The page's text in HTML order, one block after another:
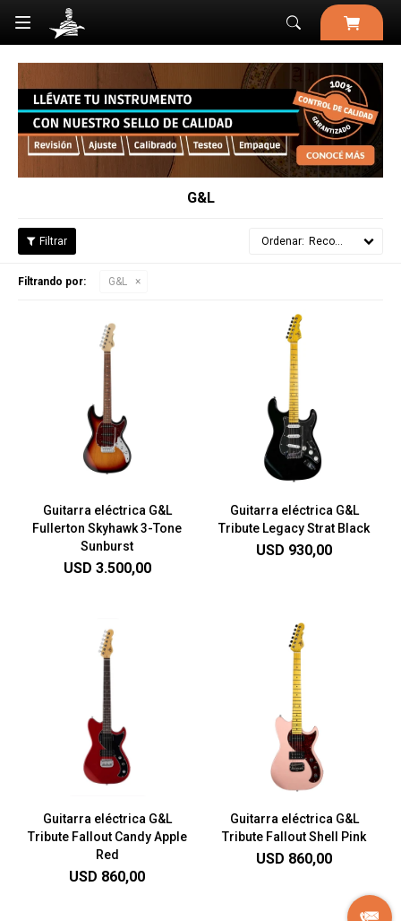

G&L
Recomendados
Filtrando por: G&L
Guitarra eléctrica G&L
Fullerton Skyhawk 3-Tone
Sunburst
USD 3.500,00
Guitarra eléctrica G&L
Tribute Legacy Strat Black
USD 930,00
Guitarra eléctrica G&L
Tribute Fallout Candy Apple
Red
USD 860,00
Guitarra eléctrica G&L
Tribute Fallout Shell Pink
USD 860,00